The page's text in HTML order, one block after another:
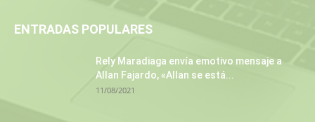
ENTRADAS POPULARES
Rely Maradiaga envía emotivo mensaje a
Allan Fajardo, «Allan se está...
11/08/2021